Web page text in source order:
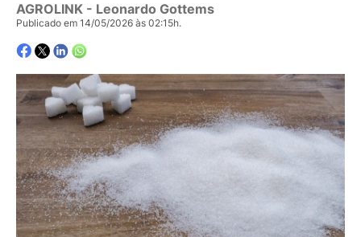
AGROLINK - Leonardo Gottems
Publicado em 14/05/2026 às 02:15h.